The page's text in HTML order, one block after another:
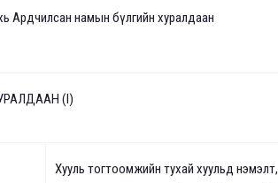
Ардчилсан намын бүлгийн хуралдаан
(I)
Хууль тогтоомжийн тухай хуульд нэмэлт,